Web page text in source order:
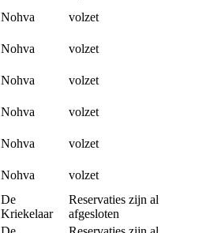
Nohva
volzet
Nohva
volzet
Nohva
volzet
Nohva
volzet
Nohva
volzet
Nohva
volzet
De
Kriekelaar
Reservaties zijn al
afgesloten